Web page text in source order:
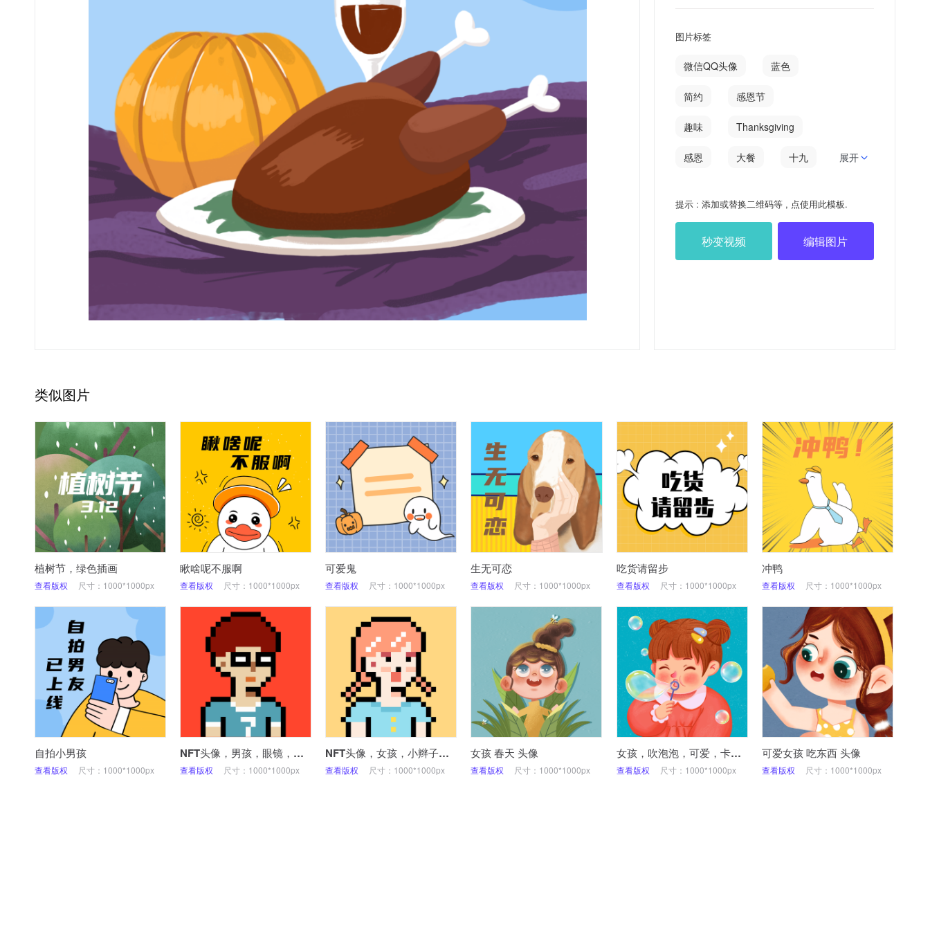
图片标签
微信QQ头像 蓝色
简约 感恩节
趣味 Thanksgiving
感恩 大餐 十九
活到 九十
展开
提示 : 添加或替换二维码等 , 点使用此模板.
秒变视频 编辑图片
类似图片
植树节，绿色插画
查看版权 尺寸：1000*1000px
瞅啥呢不服啊
查看版权 尺寸：1000*1000px
可爱鬼
查看版权 尺寸：1000*1000px
生无可恋
查看版权 尺寸：1000*1000px
吃货请留步
查看版权 尺寸：1000*1000px
冲鸭
查看版权 尺寸：1000*1000px
自拍小男孩
查看版权 尺寸：1000*1000px
NFT头像，男孩，眼镜，像素，微信头像
查看版权 尺寸：1000*1000px
NFT头像，女孩，小辫子，可爱，像素，微信头像
查看版权 尺寸：1000*1000px
女孩 春天 头像
查看版权 尺寸：1000*1000px
女孩，吹泡泡，可爱，卡通，微信头像
查看版权 尺寸：1000*1000px
可爱女孩 吃东西 头像
查看版权 尺寸：1000*1000px